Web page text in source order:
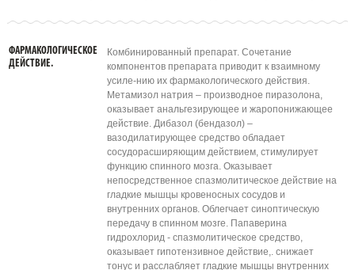
ФАРМАКОЛОГИЧЕСКОЕ
ДЕЙСТВИЕ.
Комбинированный препарат. Сочетание
компонентов препарата приводит к взаимному
усиле-нию их фармакологического действия.
Метамизол натрия – производное пиразолона,
оказывает анальгезирующее и жаропонижающее
действие. Дибазол (бендазол) –
вазодилатирующее средство обладает
сосудорасширяющим действием, стимулирует
функцию спинного мозга. Оказывает
непосредственное спазмолитическое действие на
гладкие мышцы кровеносных сосудов и
внутренних органов. Облегчает синоптическую
передачу в спинном мозге. Папаверина
гидрохлорид - спазмолитическое средство,
оказывает гипотензивное действие,. снижает
тонус и расслабляет гладкие мышцы внутренних